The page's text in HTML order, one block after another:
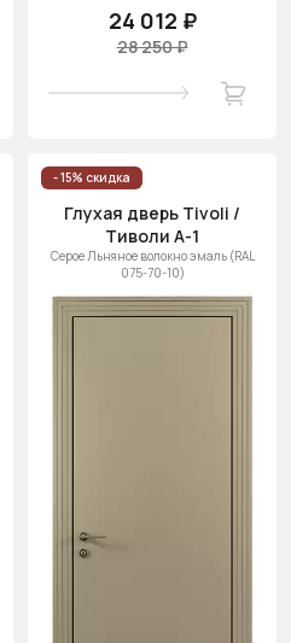
24 012 ₽
28 250 ₽
- 15% скидка
Глухая дверь Tivoli /
Тиволи А-1
Серое Льняное волокно эмаль (RAL
075-70-10)